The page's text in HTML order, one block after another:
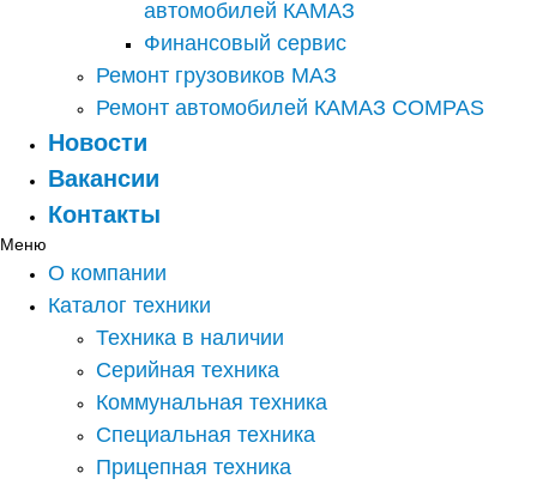
автомобилей КАМАЗ
Финансовый сервис
Ремонт грузовиков МАЗ
Ремонт автомобилей КАМАЗ COMPAS
Новости
Вакансии
Контакты
Меню
О компании
Каталог техники
Техника в наличии
Серийная техника
Коммунальная техника
Специальная техника
Прицепная техника